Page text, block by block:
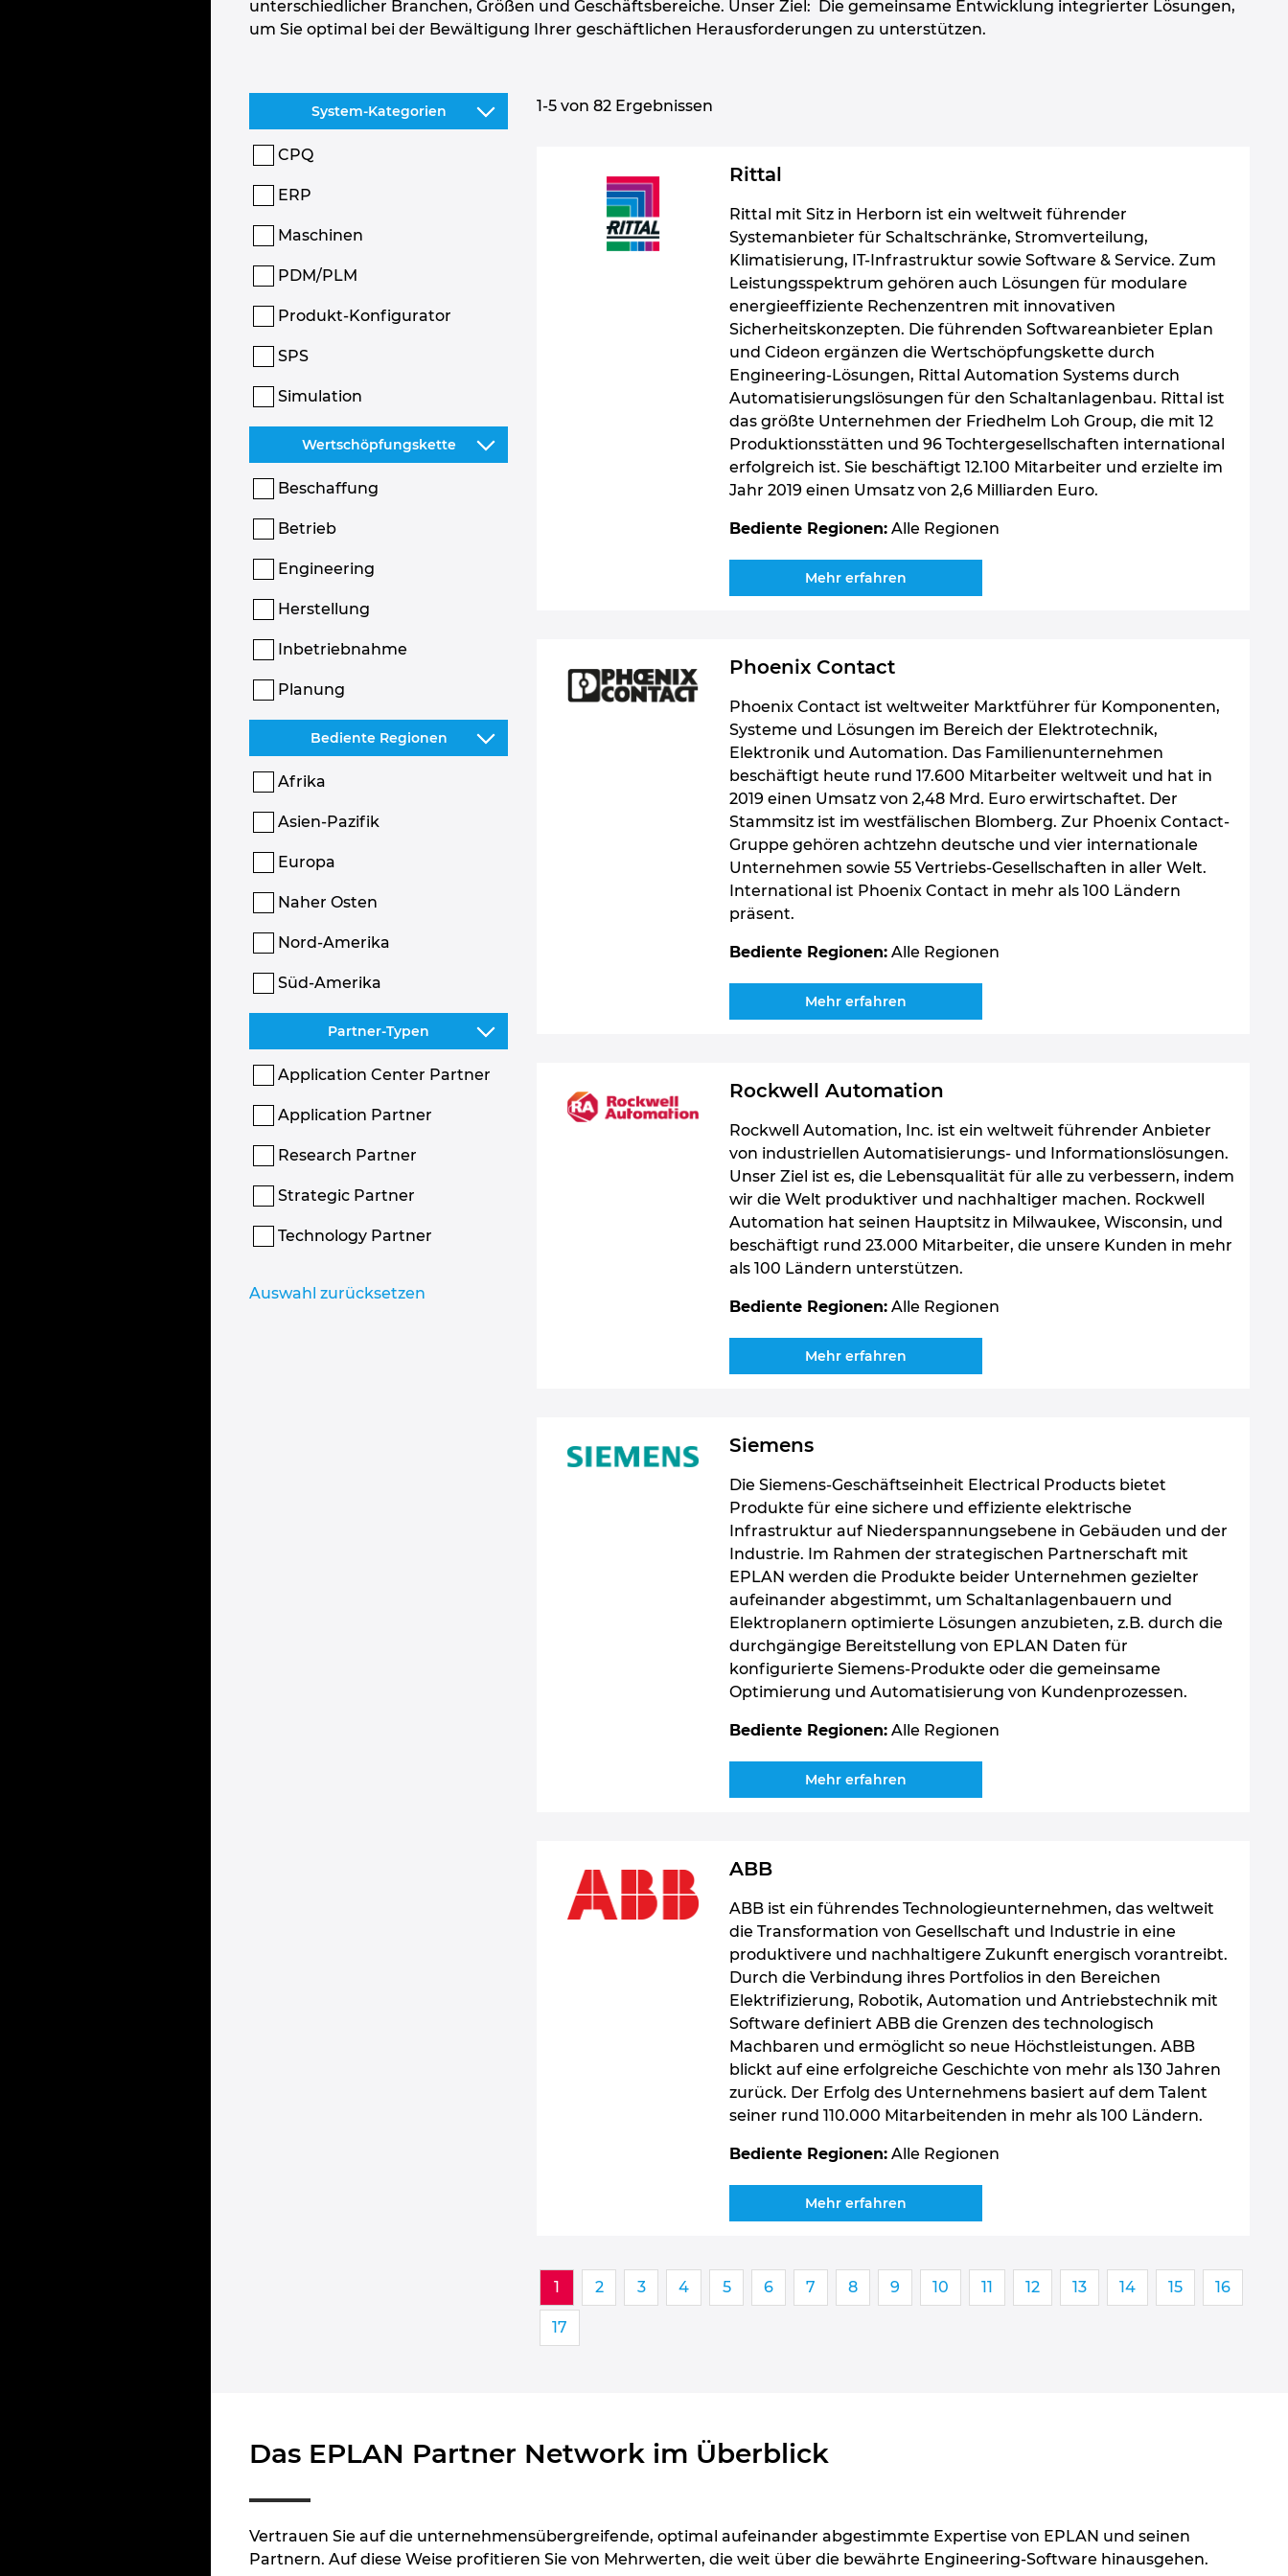
unterschiedlicher Branchen, Größen und Geschäftsbereiche. Unser Ziel: Die gemeinsame Entwicklung integrierter Lösungen,
um Sie optimal bei der Bewältigung Ihrer geschäftlichen Herausforderungen zu unterstützen.
System-Kategorien
CPQ
ERP
Maschinen
PDM/PLM
Produkt-Konfigurator
SPS
Simulation
Wertschöpfungskette
Beschaffung
Betrieb
Engineering
Herstellung
Inbetriebnahme
Planung
Bediente Regionen
Afrika
Asien-Pazifik
Europa
Naher Osten
Nord-Amerika
Süd-Amerika
Partner-Typen
Application Center Partner
Application Partner
Research Partner
Strategic Partner
Technology Partner
Auswahl zurücksetzen
1-5 von 82 Ergebnissen
Rittal
Rittal mit Sitz in Herborn ist ein weltweit führender
Systemanbieter für Schaltschränke, Stromverteilung,
Klimatisierung, IT-Infrastruktur sowie Software & Service. Zum
Leistungsspektrum gehören auch Lösungen für modulare
energieeffiziente Rechenzentren mit innovativen
Sicherheitskonzepten. Die führenden Softwareanbieter Eplan
und Cideon ergänzen die Wertschöpfungskette durch
Engineering-Lösungen, Rittal Automation Systems durch
Automatisierungslösungen für den Schaltanlagenbau. Rittal ist
das größte Unternehmen der Friedhelm Loh Group, die mit 12
Produktionsstätten und 96 Tochtergesellschaften international
erfolgreich ist. Sie beschäftigt 12.100 Mitarbeiter und erzielte im
Jahr 2019 einen Umsatz von 2,6 Milliarden Euro.
Bediente Regionen: Alle Regionen
Mehr erfahren
Phoenix Contact
Phoenix Contact ist weltweiter Marktführer für Komponenten,
Systeme und Lösungen im Bereich der Elektrotechnik,
Elektronik und Automation. Das Familienunternehmen
beschäftigt heute rund 17.600 Mitarbeiter weltweit und hat in
2019 einen Umsatz von 2,48 Mrd. Euro erwirtschaftet. Der
Stammsitz ist im westfälischen Blomberg. Zur Phoenix Contact-
Gruppe gehören achtzehn deutsche und vier internationale
Unternehmen sowie 55 Vertriebs-Gesellschaften in aller Welt.
International ist Phoenix Contact in mehr als 100 Ländern
präsent.
Bediente Regionen: Alle Regionen
Mehr erfahren
Rockwell Automation
Rockwell Automation, Inc. ist ein weltweit führender Anbieter
von industriellen Automatisierungs- und Informationslösungen.
Unser Ziel ist es, die Lebensqualität für alle zu verbessern, indem
wir die Welt produktiver und nachhaltiger machen. Rockwell
Automation hat seinen Hauptsitz in Milwaukee, Wisconsin, und
beschäftigt rund 23.000 Mitarbeiter, die unsere Kunden in mehr
als 100 Ländern unterstützen.
Bediente Regionen: Alle Regionen
Mehr erfahren
Siemens
Die Siemens-Geschäftseinheit Electrical Products bietet
Produkte für eine sichere und effiziente elektrische
Infrastruktur auf Niederspannungsebene in Gebäuden und der
Industrie. Im Rahmen der strategischen Partnerschaft mit
EPLAN werden die Produkte beider Unternehmen gezielter
aufeinander abgestimmt, um Schaltanlagenbauern und
Elektroplanern optimierte Lösungen anzubieten, z.B. durch die
durchgängige Bereitstellung von EPLAN Daten für
konfigurierte Siemens-Produkte oder die gemeinsame
Optimierung und Automatisierung von Kundenprozessen.
Bediente Regionen: Alle Regionen
Mehr erfahren
ABB
ABB ist ein führendes Technologieunternehmen, das weltweit
die Transformation von Gesellschaft und Industrie in eine
produktivere und nachhaltigere Zukunft energisch vorantreibt.
Durch die Verbindung ihres Portfolios in den Bereichen
Elektrifizierung, Robotik, Automation und Antriebstechnik mit
Software definiert ABB die Grenzen des technologisch
Machbaren und ermöglicht so neue Höchstleistungen. ABB
blickt auf eine erfolgreiche Geschichte von mehr als 130 Jahren
zurück. Der Erfolg des Unternehmens basiert auf dem Talent
seiner rund 110.000 Mitarbeitenden in mehr als 100 Ländern.
Bediente Regionen: Alle Regionen
Mehr erfahren
1 2 3 4 5 6 7 8 9 10 11 12 13 14 15 16
17
Das EPLAN Partner Network im Überblick
Vertrauen Sie auf die unternehmensübergreifende, optimal aufeinander abgestimmte Expertise von EPLAN und seinen
Partnern. Auf diese Weise profitieren Sie von Mehrwerten, die weit über die bewährte Engineering-Software hinausgehen.